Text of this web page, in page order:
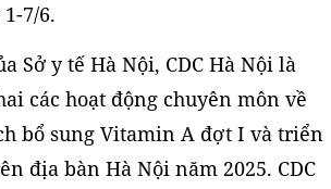
7/6.
Sở y tế Hà Nội, CDC Hà Nội là
các hoạt động chuyên môn về
bổ sung Vitamin A đợt I và triển
địa bàn Hà Nội năm 2025. CDC